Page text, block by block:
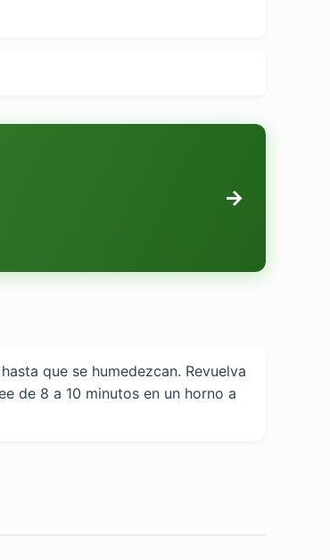
→
que se humedezcan. Revuelva
de 8 a 10 minutos en un horno a